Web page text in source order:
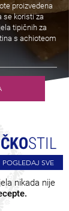
proizvedena
se koristi za
tipičnih za
s achioteom
STIL
POGLEDAJ SVE
nikada nije